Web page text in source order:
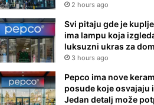
2 hours ago
Svi pitaju gde je
ima lampu koja
luksuzni ukras za dom
3 hours ago
Pepco ima nove
posude koje osvajaju
Jedan detalj može